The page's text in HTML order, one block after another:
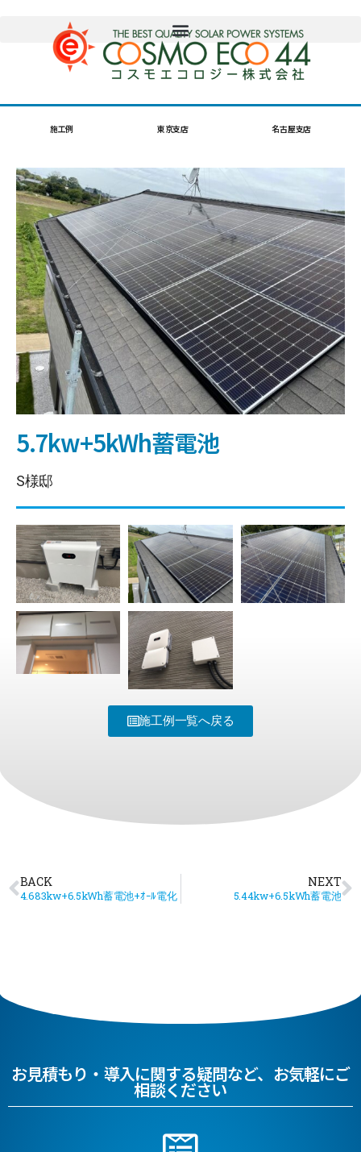
施工例 東京支店 名古屋支店
5.7kw+5kWh蓄電池
S様邸
施工例一覧へ戻る
BACK
4.683kw+6.5kWh蓄電池+ｵｰﾙ電化
NEXT
5.44kw+6.5kWh蓄電池
お見積もり・導入に関する疑問など、お気軽にご
相談ください